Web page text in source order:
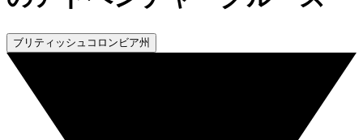
ブリティッシュコロンビア州